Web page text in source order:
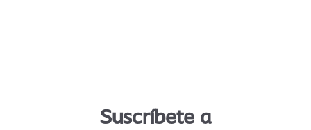
Suscríbete a